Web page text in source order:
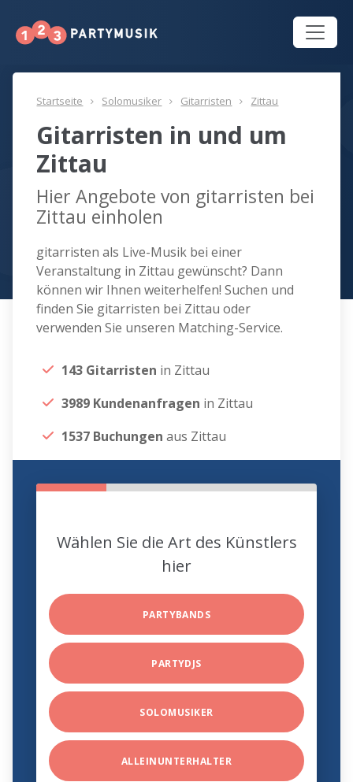
Startseite Solomusiker Gitarristen Zittau
Gitarristen in und um
Zittau
Hier Angebote von gitarristen bei
Zittau einholen
gitarristen als Live-Musik bei einer
Veranstaltung in Zittau gewünscht? Dann
können wir Ihnen weiterhelfen! Suchen und
finden Sie gitarristen bei Zittau oder
verwenden Sie unseren Matching-Service.
143 Gitarristen in Zittau
3989 Kundenanfragen in Zittau
1537 Buchungen aus Zittau
Wählen Sie die Art des Künstlers
hier
PARTYBANDS
PARTYDJS
SOLOMUSIKER
ALLEINUNTERHALTER